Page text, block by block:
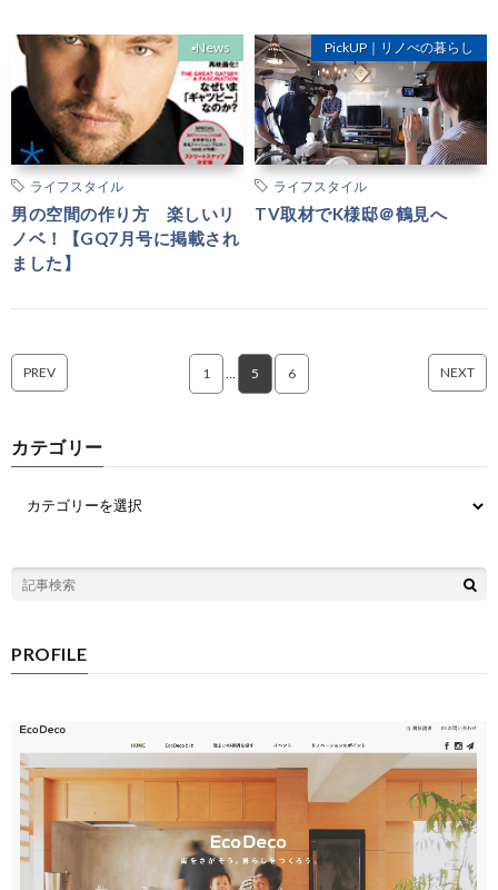
▪︎News
ライフスタイル
男の空間の作り方 楽しいリ
ノベ！【GQ7月号に掲載され
ました】
PickUP｜リノべの暮らし
ライフスタイル
TV取材でK様邸＠鶴見へ
PREV 1 … 5 6 NEXT
カテゴリー
PROFILE